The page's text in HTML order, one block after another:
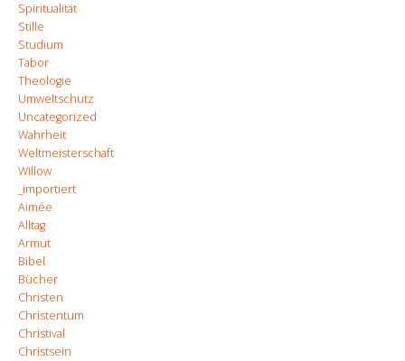
Spiritualität
Stille
Studium
Tabor
Theologie
Umweltschutz
Uncategorized
Wahrheit
Weltmeisterschaft
Willow
_importiert
Aimée
Alltag
Armut
Bibel
Bücher
Christen
Christentum
Christival
Christsein